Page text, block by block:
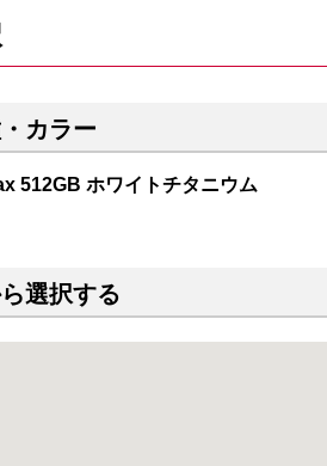
カラー
512GB ホワイトチタニウム
選択する